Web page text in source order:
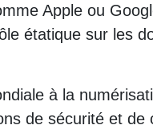
Apple ou
étatique sur les
à la
de sécurité et de